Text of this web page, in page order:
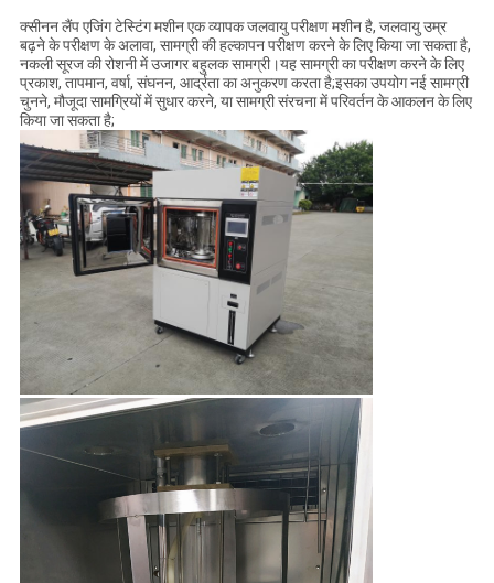
क्सीनन लैंप एजिंग टेस्टिंग मशीन एक व्यापक जलवायु परीक्षण मशीन है, जलवायु उम्र
बढ़ने के परीक्षण के अलावा, सामग्री की हल्कापन परीक्षण करने के लिए किया जा सकता है,
नकली सूरज की रोशनी में उजागर बहुलक सामग्री।यह सामग्री का परीक्षण करने के लिए
प्रकाश, तापमान, वर्षा, संघनन, आर्द्रता का अनुकरण करता है;इसका उपयोग नई सामग्री
चुनने, मौजूदा सामग्रियों में सुधार करने, या सामग्री संरचना में परिवर्तन के आकलन के लिए
किया जा सकता है;